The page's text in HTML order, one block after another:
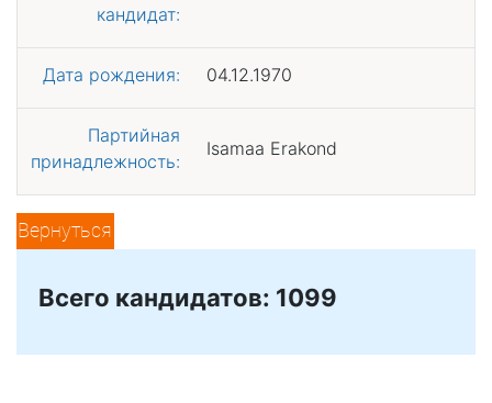
кандидат:
Дата рождения: 04.12.1970
Партийная
принадлежность:
Isamaa Erakond
Вернуться
Всего кандидатов: 1099